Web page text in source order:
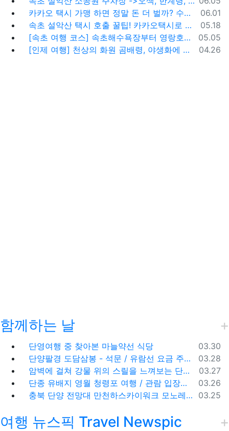
등록일
06.01
카카오 택시 가맹 하면 정말 돈 더 벌까? 수수료 대비 수익 분석과 비가맹의 영리한 선택
등록일
05.18
속초 설악산 택시 호출 꿀팁! 카카오택시로 빠르고 편하게 이용하는 방법
등록일
05.05
[속초 여행 코스] 속초해수욕장부터 영랑호까지, 꼭 가봐야 할 BEST 5
등록일
04.26
[인제 여행] 천상의 화원 곰배령, 야생화에 물들다 (예약 및 코스 팁)
함께하는 날
등록일
03.30
단영여행 중 찾아본 마늘약선 식당
등록일
03.28
단양팔경 도담삼봉 - 석문 / 유람선 요금 주차비
등록일
03.27
암벽에 걸쳐 강물 위의 스릴을 느껴보는 단양 잔도길
등록일
03.26
단종 유배지 영월 청령포 여행 / 관람 입장료 주차장
등록일
03.25
충북 단양 전망대 만천하스카이워크 모노레일 주차장 여행코스
여행 뉴스픽 Travel Newspic